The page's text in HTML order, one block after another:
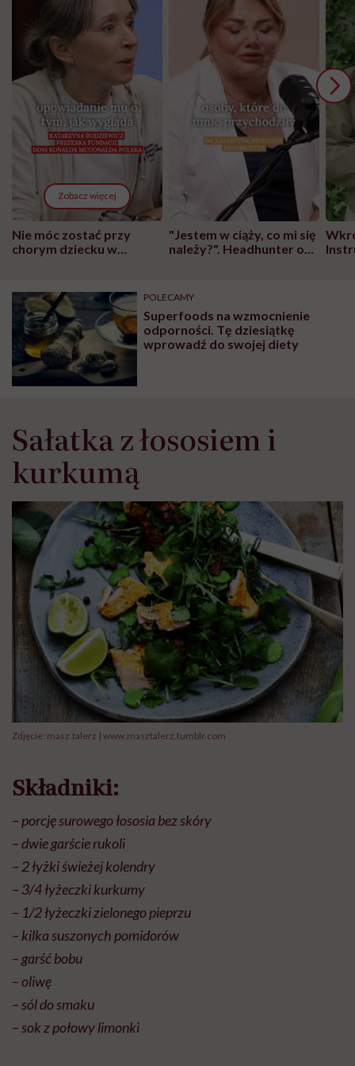
Zobacz więcej
Nie móc zostać przy
chorym dziecku w
może chyba tylko
głupota i brak
wyobraźni"
"Jestem w ciąży, co mi się
należy?". Headhunter o
pracy
POLECAMY
Superfoods na wzmocnienie
odporności. Tę dziesiątkę
wprowadź do swojej diety
Sałatka z łososiem i
kurkumą
Zdjęcie: masz.talerz | www.masztalerz.tumblr.com
Składniki:
– porcję surowego łososia bez skóry
– dwie garście rukoli
– 2 łyżki świeżej kolendry
– 3/4 łyżeczki kurkumy
– 1/2 łyżeczki zielonego pieprzu
– kilka suszonych pomidorów
– garść bobu
– oliwę
– sól do smaku
– sok z połowy limonki